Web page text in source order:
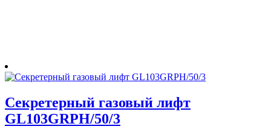
Секретерный газовый лифт
GL103GRPH/50/3